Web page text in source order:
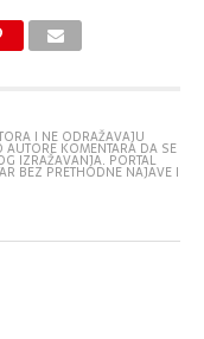
I NE ODRAŽAVAJU
AUTORE KOMENTARA DA SE
IZRAŽAVANJA. PORTAL
BEZ PRETHODNE NAJAVE I